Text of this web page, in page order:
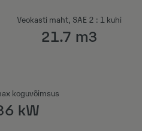
Veokasti maht, SAE 2 : 1 kuhi
21.7 m3
koguvõimsus
kW